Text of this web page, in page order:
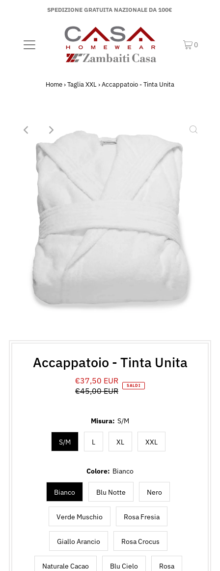
SPEDIZIONE GRATUITA NAZIONALE DA 100€
0
Home›Taglia XXL›Accappatoio - Tinta Unita
Accappatoio - Tinta Unita
Prezzo
di
€37,50 EUR
Prezzo
€45,00 EUR
SALDI
Misura: S/M
S/M L XL XXL
Colore: Bianco
Bianco Blu Notte Nero
Verde Muschio Rosa Fresia
Giallo Arancio Rosa Crocus
Naturale Cacao Blu Cielo Rosa